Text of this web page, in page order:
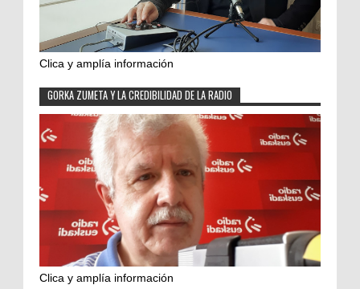
Clica y amplía información
GORKA ZUMETA Y LA CREDIBILIDAD DE LA RADIO
Clica y amplía información